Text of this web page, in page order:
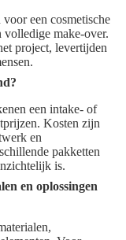
een cosmetische
volledige make-over.
project, levertijden
een intake- of
Kosten zijn
en
pakketten
is.
en oplossingen